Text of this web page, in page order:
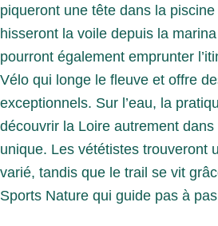
piqueront une tête dans la
hisseront la voile depuis la
pourront également emprunter
Vélo qui longe le fleuve et offre
exceptionnels. Sur l’eau, la
découvrir la Loire autrement dans
unique. Les vététistes trouveront
varié, tandis que le trail se vit
Sports Nature qui guide pas à